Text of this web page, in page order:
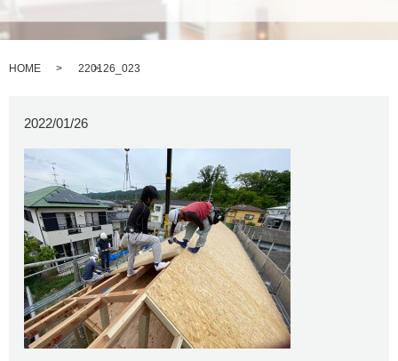
HOME 220126_023
2022/01/26